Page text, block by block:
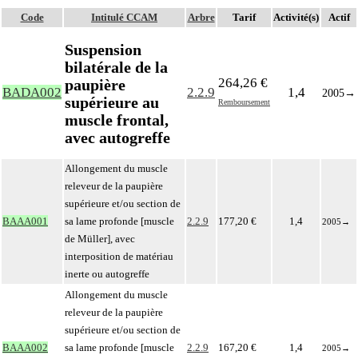
Code Intitulé CCAM Arbre Tarif Activité(s) Actif
BADA002
Suspension
bilatérale de la
paupière
supérieure au
muscle frontal,
avec autogreffe
2.2.9
264,26 €
Remboursement
1,4 2005→
BAAA001
Allongement du muscle
releveur de la paupière
supérieure et/ou section de
sa lame profonde [muscle
de Müller], avec
interposition de matériau
inerte ou autogreffe
2.2.9 177,20 € 1,4 2005 →
BAAA002
Allongement du muscle
releveur de la paupière
supérieure et/ou section de
sa lame profonde [muscle
2.2.9 167,20 € 1,4 2005 →